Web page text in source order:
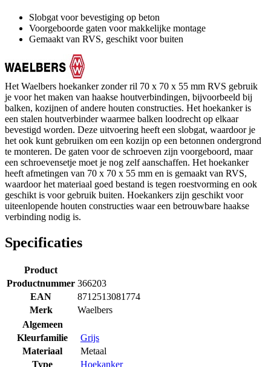
Slobgat voor bevestiging op beton
Voorgeboorde gaten voor makkelijke montage
Gemaakt van RVS, geschikt voor buiten
Het Waelbers hoekanker zonder ril 70 x 70 x 55 mm RVS gebruik
je voor het maken van haakse houtverbindingen, bijvoorbeeld bij
balken, kozijnen of andere houten constructies. Het hoekanker is
een stalen houtverbinder waarmee balken loodrecht op elkaar
bevestigd worden. Deze uitvoering heeft een slobgat, waardoor je
het ook kunt gebruiken om een kozijn op een betonnen ondergrond
te monteren. De gaten voor de schroeven zijn voorgeboord, maar
een schroevensetje moet je nog zelf aanschaffen. Het hoekanker
heeft afmetingen van 70 x 70 x 55 mm en is gemaakt van RVS,
waardoor het materiaal goed bestand is tegen roestvorming en ook
geschikt is voor gebruik buiten. Hoekankers zijn geschikt voor
uiteenlopende houten constructies waar een betrouwbare haakse
verbinding nodig is.
Specificaties
Product
Productnummer 366203
EAN
8712513081774
Merk
Waelbers
Algemeen
Kleurfamilie
Grijs
Materiaal
Metaal
Type
Hoekanker